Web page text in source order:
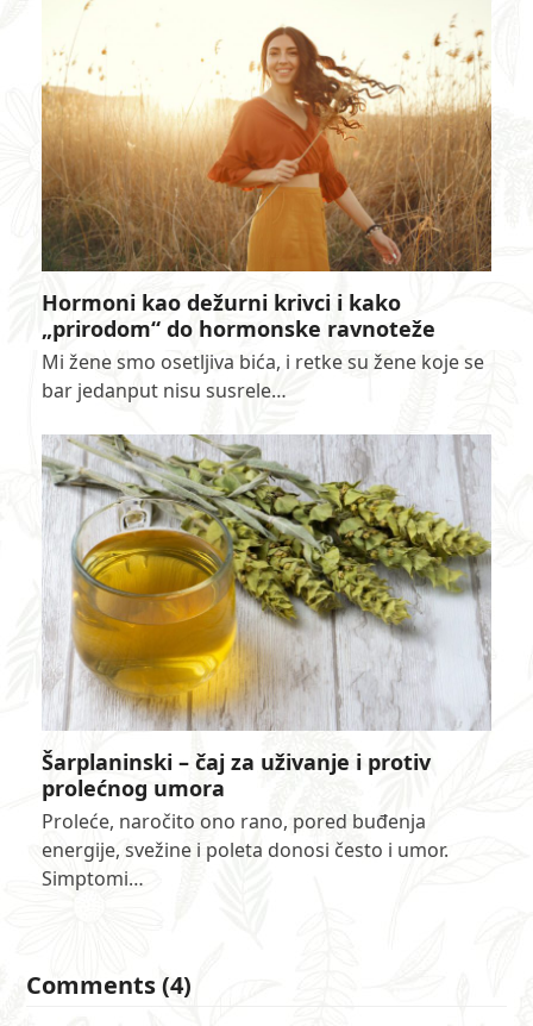
Hormoni kao dežurni krivci i kako
„prirodom“ do hormonske ravnoteže
Mi žene smo osetljiva bića, i retke su žene koje se
bar jedanput nisu susrele…
Šarplaninski – čaj za uživanje i protiv
prolećnog umora
Proleće, naročito ono rano, pored buđenja
energije, svežine i poleta donosi često i umor.
Simptomi…
Comments (4)